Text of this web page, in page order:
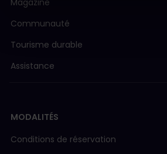
Magazine
Communauté
Tourisme durable
Assistance
MODALITÉS
Conditions de réservation